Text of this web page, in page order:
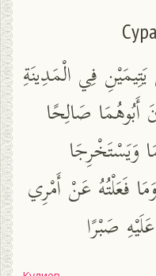
فِي الْمَدِينَةِ
صَالِحًا
وَيَسْتَخْرِجَا
فَعَلْتُهُ عَنْ أَمْرِي
صَبْرًا